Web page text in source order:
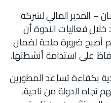
– المدير المالي لشركة
خلال فعاليات الندوة أن
أصبح ضرورة ملحة لضمان
على استدامة أنشطتها.
بكفاءة تساعد المطورين
تجاه الدولة من ناحية،